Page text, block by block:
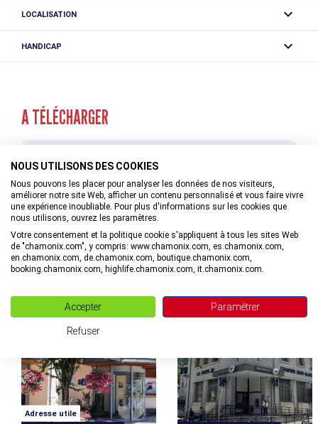
Cristaux).
descendez la rampe d’accès à gauche de l’église.
Continuez ensuite tout droit devant la Maison de la
Montagne pour prendre une seconde rampe d’accès qui
Tourisme.
12 emplacements pour les véhicules électriques.
Places pour personnes à mobilité réduite aux 1er, 3ème et
5ème étages (accès ascenseur uniquement à ces étages !)
12h.
LOCALISATION
Arrêt de bus le plus proche: Chamonix Centre / Mummery
Arrêt de train le plus proche: Gare de Chamonix-Mont-
HANDICAP
On trouve des toilettes adaptés aux personnes à mobilité
A TÉLÉCHARGER
Brochure
Guide du Stationnement 2026
TÉLÉCHARGER
Adresse utile
NOUS UTILISONS DES COOKIES
Nous pouvons les placer pour analyser les données de nos visiteurs,
améliorer notre site Web, afficher un contenu personnalisé et vous faire vivre
une expérience inoubliable. Pour plus d'informations sur les cookies que
nous utilisons, ouvrez les paramètres.
Votre consentement et la politique cookie s'appliquent à tous les sites Web
de "chamonix.com", y compris: www.chamonix.com, es.chamonix.com,
en.chamonix.com, de.chamonix.com, boutique.chamonix.com,
booking.chamonix.com, highlife.chamonix.com, it.chamonix.com.
Accepter Paramétrer
Refuser